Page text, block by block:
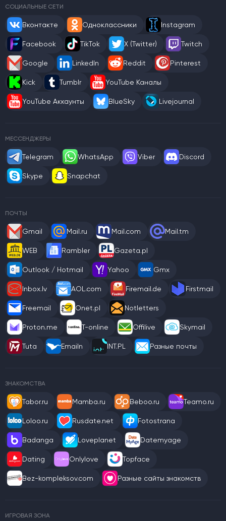
СОЦИАЛЬНЫЕ СЕТИ
Вконтакте Одноклассники Instagram
Facebook TikTok X (Twitter) Twitch
Google LinkedIn Reddit Pinterest
Kick Tumblr YouTube Каналы
YouTube Аккаунты BlueSky Livejournal
МЕССЕНДЖЕРЫ
Telegram WhatsApp Viber Discord
Skype Snapchat
ПОЧТЫ
Gmail Mail.ru Mail.com Mail.tm
WEB Rambler Gazeta.pl
Outlook / Hotmail Yahoo Gmx
Inbox.lv AOL.com Firemail.de Firstmail
Freemail Onet.pl Notletters
Proton.me T-online Offilive Skymail
Tuta Emailn INT.PL Разные почты
ЗНАКОМСТВА
Tabor.ru Mamba.ru Beboo.ru Teamo.ru
Loloo.ru Rusdate.net Fotostrana
Badanga Loveplanet Datemyage
Dating Onlylove Topface
Bez-kompleksov.com Разные сайты знакомств
ИГРОВАЯ ЗОНА